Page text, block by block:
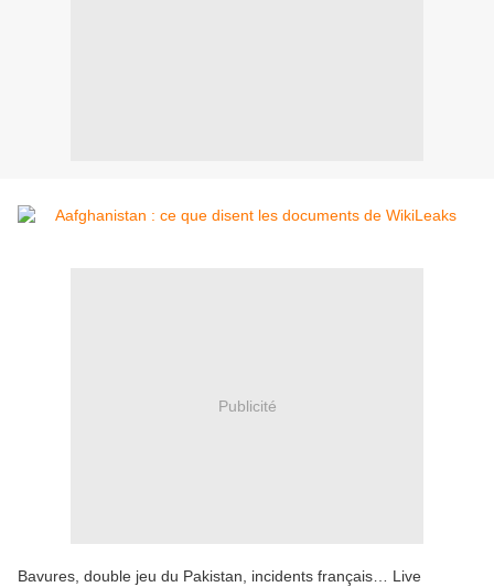
Publicité
Bavures, double jeu du Pakistan, incidents français… Live